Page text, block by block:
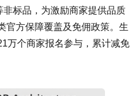
标品，为激励商家提供品质
官方保障覆盖及免佣政策。生
万个商家报名参与，累计减免